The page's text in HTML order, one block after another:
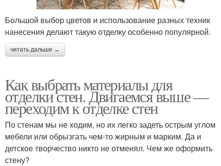
Большой выбор цветов и использование разных техник
нанесения делают такую отделку особенно популярной.
читать дальше →
Как выбрать материалы для
отделки стен. Двигаемся выше —
переходим к отделке стен
По стенам мы не ходим, но их легко задеть острым углом
мебели или обрызгать чем-то жирным и марким. Да и
детское творчество никто не отменял. Чем же оформить
стену?